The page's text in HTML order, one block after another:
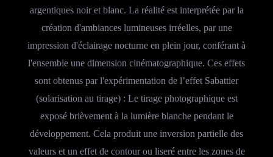
argentiques noir et blanc. La réalité est interprétée par la
création d'ambiances lumineuses irréelles, par une
impression d'éclairage nocturne en plein jour, conférant à
l'ensemble une dimension cinématographique. Ces effets
sont obtenus par l'expérimentation de l’effet Sabattier
(solarisation au tirage) : Le tirage photographique est
exposé brièvement à la lumière blanche pendant le
développement. Cela produit une inversion partielle des
valeurs et un effet de contour ou liseré entre les zones de